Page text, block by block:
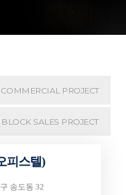
COMMERCIAL PROJECT
BLOCK SALES PROJECT
피스텔)
송도동 32